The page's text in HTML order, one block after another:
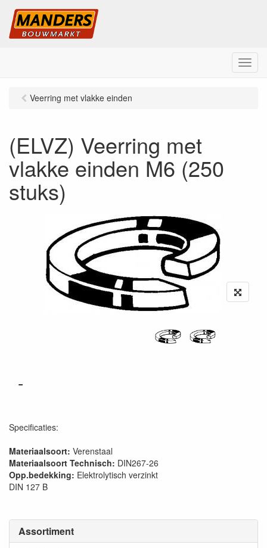
M
e
Assortiment
Veerring met vlakke einden
(ELVZ) Veerring met
vlakke einden M6 (250
stuks)
-
Specificaties:
Materiaalsoort: Verenstaal
Materiaalsoort Technisch: DIN267-26
Opp.bedekking: Elektrolytisch verzinkt
DIN 127 B